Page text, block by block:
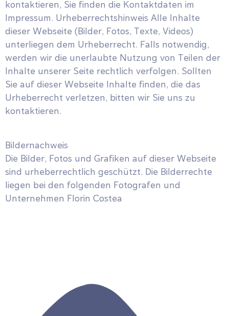
kontaktieren, Sie finden die Kontaktdaten im
Impressum. Urheberrechtshinweis Alle Inhalte
dieser Webseite (Bilder, Fotos, Texte, Videos)
unterliegen dem Urheberrecht. Falls notwendig,
werden wir die unerlaubte Nutzung von Teilen der
Inhalte unserer Seite rechtlich verfolgen. Sollten
Sie auf dieser Webseite Inhalte finden, die das
Urheberrecht verletzen, bitten wir Sie uns zu
kontaktieren.
Bildernachweis
Die Bilder, Fotos und Grafiken auf dieser Webseite
sind urheberrechtlich geschützt. Die Bilderrechte
liegen bei den folgenden Fotografen und
Unternehmen Florin Costea